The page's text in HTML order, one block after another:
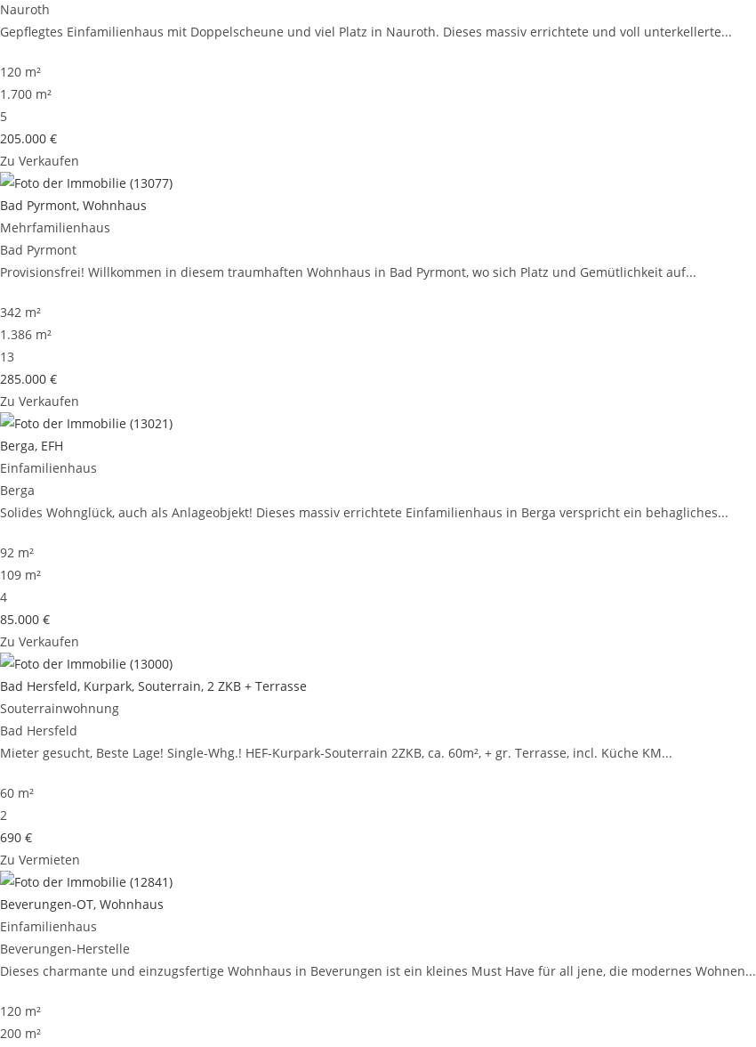
Nauroth
Gepflegtes Einfamilienhaus mit Doppelscheune und viel Platz in Nauroth. Dieses massiv errichtete und voll unterkellerte...
120 m²
1.700 m²
5
205.000 €
Zu Verkaufen
Bad Pyrmont, Wohnhaus
Mehrfamilienhaus
Bad Pyrmont
Provisionsfrei! Willkommen in diesem traumhaften Wohnhaus in Bad Pyrmont, wo sich Platz und Gemütlichkeit auf...
342 m²
1.386 m²
13
285.000 €
Zu Verkaufen
Berga, EFH
Einfamilienhaus
Berga
Solides Wohnglück, auch als Anlageobjekt! Dieses massiv errichtete Einfamilienhaus in Berga verspricht ein behagliches...
92 m²
109 m²
4
85.000 €
Zu Verkaufen
Bad Hersfeld, Kurpark, Souterrain, 2 ZKB + Terrasse
Souterrainwohnung
Bad Hersfeld
Mieter gesucht, Beste Lage! Single-Whg.! HEF-Kurpark-Souterrain 2ZKB, ca. 60m², + gr. Terrasse, incl. Küche KM...
60 m²
2
690 €
Zu Vermieten
Beverungen-OT, Wohnhaus
Einfamilienhaus
Beverungen-Herstelle
Dieses charmante und einzugsfertige Wohnhaus in Beverungen ist ein kleines Must Have für all jene, die modernes Wohnen...
120 m²
200 m²